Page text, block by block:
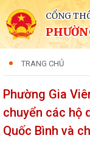
CỔNG
TRANG CHỦ
Phường Gia
chuyển các hộ
Quốc Bình và